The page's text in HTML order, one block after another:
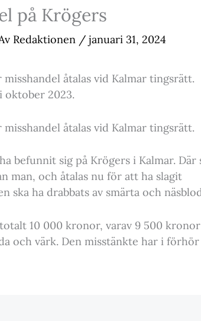
på Krögers
Redaktionen / januari 31, 2024
åtalas vid Kalmar tingsrätt.
oktober 2023.
åtalas vid Kalmar tingsrätt.
befunnit sig på Krögers i Kalmar. Där
man, och åtalas nu för att ha slagit
ska ha drabbats av smärta och
10 000 kronor, varav 9 500
och värk. Den misstänkte har i förhör